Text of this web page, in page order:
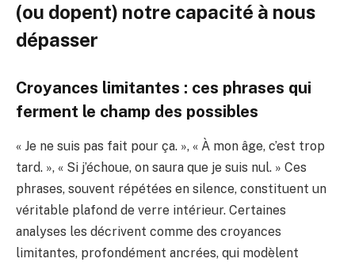
(ou dopent) notre capacité à nous
dépasser
Croyances limitantes : ces phrases qui
ferment le champ des possibles
« Je ne suis pas fait pour ça. », « À mon âge, c’est trop
tard. », « Si j’échoue, on saura que je suis nul. » Ces
phrases, souvent répétées en silence, constituent un
véritable plafond de verre intérieur. Certaines
analyses les décrivent comme des croyances
limitantes, profondément ancrées, qui modèlent